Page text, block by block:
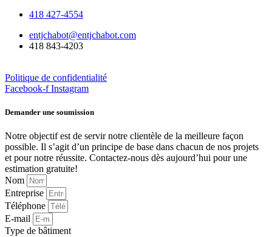
418 427-4554
entjchabot@entjchabot.com
418 843-4203
Politique de confidentialité
Facebook-f Instagram
Demander une soumission
Notre objectif est de servir notre clientèle de la meilleure façon
possible. Il s’agit d’un principe de base dans chacun de nos projets
et pour notre réussite. Contactez-nous dès aujourd’hui pour une
estimation gratuite!
Nom
Entreprise
Téléphone
E-mail
Type de bâtiment